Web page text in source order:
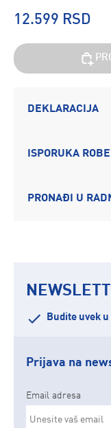
12.599 RSD
DEKLARACIJA
ISPORUKA ROBE
PRONAĐI U
Budite uvek
Prijava na
Email adresa